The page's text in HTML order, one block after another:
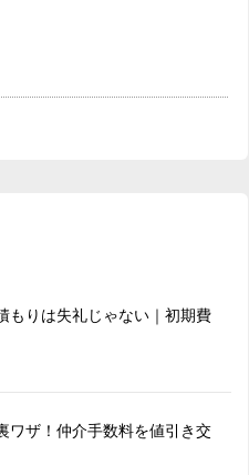
もりは失礼じゃない｜初期費
ワザ！仲介手数料を値引き交